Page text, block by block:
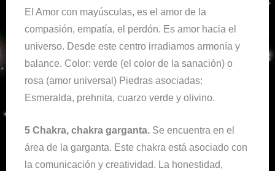
El Amor con mayúsculas, es el amor de la
compasión, empatía, el perdón. Es amor hacia el
universo. Desde este centro irradiamos armonía y
balance. Color: verde (el color de la sanación) o
rosa (amor universal) Piedras asociadas:
Esmeralda, prehnita, cuarzo verde y olivino.
5 Chakra, chakra garganta. Se encuentra en el
área de la garganta. Este chakra está asociado con
la comunicación y creatividad. La honestidad,